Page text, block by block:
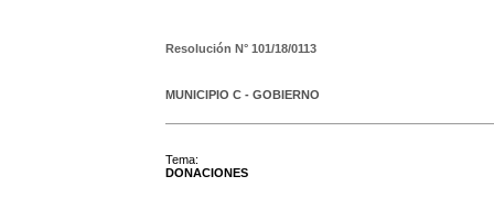
Resolución N° 101/18/0113
MUNICIPIO C - GOBIERNO
Tema:
DONACIONES